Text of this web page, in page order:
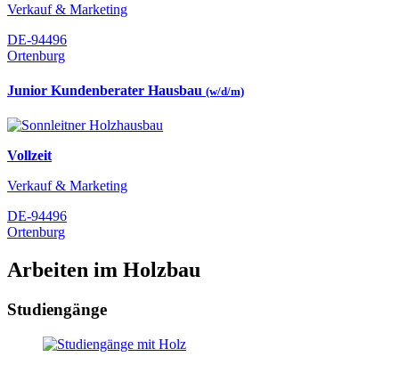
Verkauf & Marketing
DE-94496
Ortenburg
Junior Kundenberater Hausbau (w/d/m)
Vollzeit
Verkauf & Marketing
DE-94496
Ortenburg
Arbeiten im Holzbau
Studiengänge